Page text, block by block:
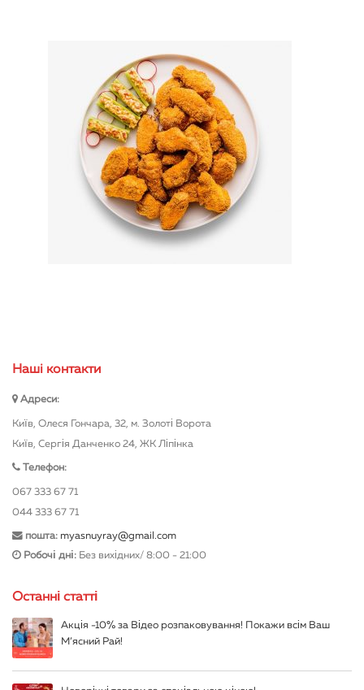
Нашi контакти
Адреси:
Київ, Олеся Гончара, 32, м. Золоті Ворота
Київ, Сергія Данченко 24, ЖК Ліпінка
Телефон:
067 333 67 71
044 333 67 71
пошта: myasnuyray@gmail.com
Робочі дні: Без вихідних/ 8:00 - 21:00
Останні статті
Акція -10% за Відео розпаковування! Покажи всім Ваш
М’ясний Рай!